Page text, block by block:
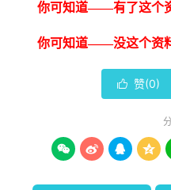
你可知道——有了这个资
你可知道——没这个资
 赞(0)
   